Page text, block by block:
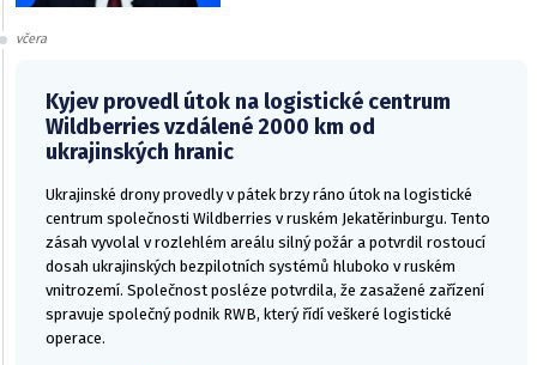
včera
Kyjev provedl útok na logistické centrum
Wildberries vzdálené 2000 km od
ukrajinských hranic
Ukrajinské drony provedly v pátek brzy ráno útok na logistické
centrum společnosti Wildberries v ruském Jekatěrinburgu. Tento
zásah vyvolal v rozlehlém areálu silný požár a potvrdil rostoucí
dosah ukrajinských bezpilotních systémů hluboko v ruském
vnitrozemí. Společnost posléze potvrdila, že zasažené zařízení
spravuje společný podnik RWB, který řídí veškeré logistické
operace.